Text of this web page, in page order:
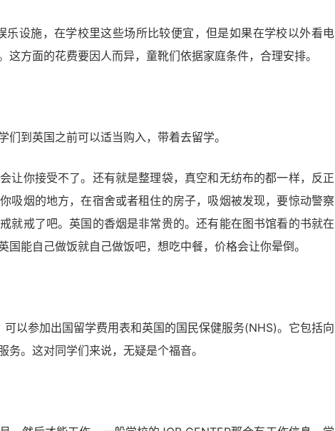
设施，在学校里这些场所比较便宜，但是如果在学校以外看电
方面的花费要因人而异，童靴们依据家庭条件，合理安排。
到英国之前可以适当购入，带着去留学。
让你接受不了。还有就是整理袋，真空和无纺布的都一样，反正
吸烟的地方，在宿舍或者租住的房子，吸烟被发现，要惊动警察
就戒了吧。英国的香烟是非常贵的。还有能在图书馆看的书就在
能自己做饭就自己做饭吧，想吃中餐，价格会让你晕倒。
以参加出国留学费用表和英国的国民保健服务(NHS)。它包括向
。这对同学们来说，无疑是个福音。